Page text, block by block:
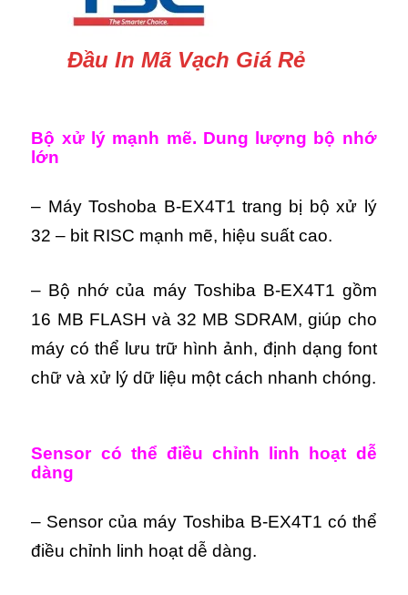
Đầu In Mã Vạch Giá Rẻ
Bộ xử lý mạnh mẽ. Dung lượng bộ nhớ
lớn
– Máy Toshoba B-EX4T1 trang bị bộ xử lý
32 – bit RISC mạnh mẽ, hiệu suất cao.
– Bộ nhớ của máy Toshiba B-EX4T1 gồm
16 MB FLASH và 32 MB SDRAM, giúp cho
máy có thể lưu trữ hình ảnh, định dạng font
chữ và xử lý dữ liệu một cách nhanh chóng.
Sensor có thể điều chỉnh linh hoạt dễ
dàng
– Sensor của máy Toshiba B-EX4T1 có thể
điều chỉnh linh hoạt dễ dàng.